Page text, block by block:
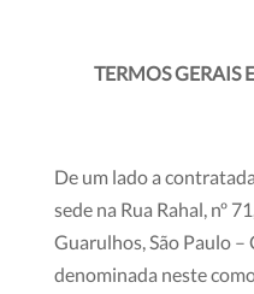
TERMOS GERAIS
De um lado a
sede na Rua Rahal, nº
Guarulhos, São Paulo
denominada neste